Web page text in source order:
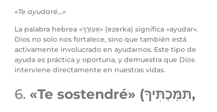
«Te ayudaré…»
La palabra hebrea «אֶעֶזְרְךָ» (ezerka) significa «ayudar».
Dios no solo nos fortalece, sino que también está
activamente involucrado en ayudarnos. Este tipo de
ayuda es práctica y oportuna, y demuestra que Dios
interviene directamente en nuestras vidas.
6. «Te sostendré» (תִּמַּכְתִּיךָ,